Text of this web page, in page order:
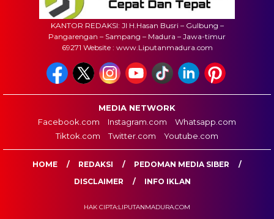
KANTOR REDAKSI: Jl H.Hasan Busri – Gulbung –
Pangarengan – Sampang – Madura – Jawa-timur
69271 Website : www.Liputanmadura.com
MEDIA NETWORK
Facebook.com
Instagram.com
Whatsapp.com
Tiktok.com
Twitter.com Youtube.com
HOME REDAKSI
PEDOMAN MEDIA SIBER
DISCLAIMER
INFO IKLAN
HAK CIPTA:LIPUTANMADURA.COM